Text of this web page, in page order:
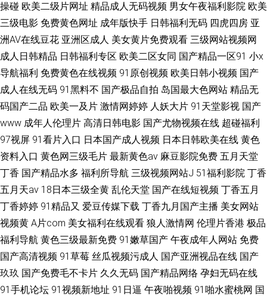
操碰 欧美二级片网址 精品成人无码视频 男女午夜福利影院 欧美
三级电影 免费黄色网址 成年版快手 日韩福利无码 四虎四房 亚
洲AV在线豆花 亚洲区成人 美女黄片免费观看 三级网站视频网
成人日韩精品 日韩福利专区 欧美二区女同 国产精品一区91 小x
导航福利 免费黄色在线视频 91原创视频 欧美日韩小视频 国产
成人在线无码 91黑料不 国产极品自拍 岛国最大色网站 精品无
码国产二品 欧美一及片 激情网婷婷 人妖大片 91天堂影视 国产
www 成年人伦理片 高清日韩电影 国产尤物视频在线 超碰福利
97视屏 91看片入口 日本国产成人视频 日本日韩欧美在线 黄色
资料入口 黄色网三级毛片 最新黄色av 麻豆影院免费 五月天堂
丁香 国产精品水多 福利所导航 三级视频网站J 51福利影院 丁香
五月天av 18日本三级全黄 乱伦天堂 国产在线短视频 丁香五月
丁香婷婷 91精品又 爱豆传媒下载 丁香九月国产主播 美女网站
视频黄 A片com 美女福利在线观看 狼人激情网 伦理片香港 极品
福利导航 黄色三级最新免费 91嫩草国产 午夜成年人网站 免费
国产高清视频 91草莓 丝瓜视频污成人 国产亚洲视品在线 国产
玖玖 国产免费毛不卡片 久久无码 国产精品网络 孕妇无码在线
91手机论坛 91视频新地址 91日逼 午夜啪视频 91啪水蜜桃网 国